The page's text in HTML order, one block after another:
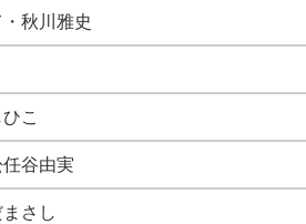
秋川雅史
こ
谷由実
さし